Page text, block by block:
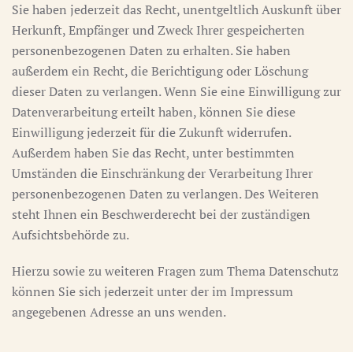
Sie haben jederzeit das Recht, unentgeltlich Auskunft über
Herkunft, Empfänger und Zweck Ihrer gespeicherten
personenbezogenen Daten zu erhalten. Sie haben
außerdem ein Recht, die Berichtigung oder Löschung
dieser Daten zu verlangen. Wenn Sie eine Einwilligung zur
Datenverarbeitung erteilt haben, können Sie diese
Einwilligung jederzeit für die Zukunft widerrufen.
Außerdem haben Sie das Recht, unter bestimmten
Umständen die Einschränkung der Verarbeitung Ihrer
personenbezogenen Daten zu verlangen. Des Weiteren
steht Ihnen ein Beschwerderecht bei der zuständigen
Aufsichtsbehörde zu.
Hierzu sowie zu weiteren Fragen zum Thema Datenschutz
können Sie sich jederzeit unter der im Impressum
angegebenen Adresse an uns wenden.